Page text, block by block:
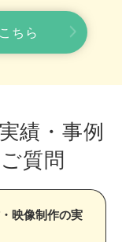
ちら
績・事例
質問
映像制作の実